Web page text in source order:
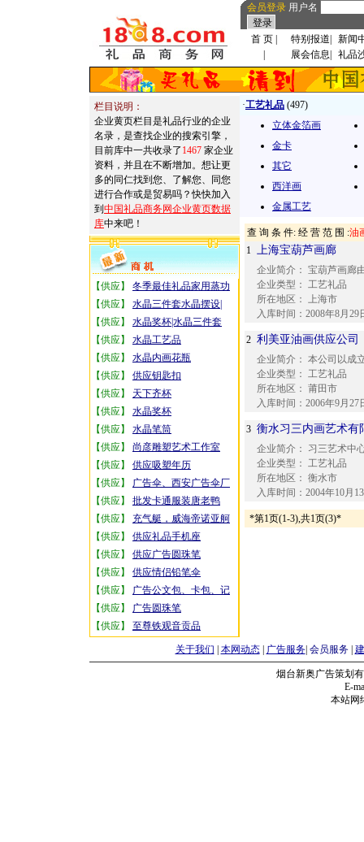
会员登录 用户名
首 页 特别报道
新闻
展会信息 礼品
栏目说明：
企业黄页栏目是礼品行业的企业
名录，是查找企业的搜索引擎，
目前库中一共收录了 1467 家企业
资料，并且在不断增加。想让更
多的同仁找到您、了解您、同您
进行合作或是贸易吗？快快加入
到 中国礼品商务网企业黄页数据
库中来吧！
【供应】
冬季最佳礼品家用蒸功
【供应】
水晶三件套水晶摆设|
【供应】
水晶奖杯|水晶三件套
【供应】
水晶工艺品
【供应】
水晶内画花瓶
【供应】
供应钥匙扣
【供应】
天下齐杯
【供应】
水晶奖杯
【供应】
水晶笔筒
【供应】
尚彦雕塑艺术工作室
【供应】
供应吸塑年历
【供应】
广告伞、西安广告伞厂
【供应】
批发卡通服装唐老鸭
【供应】
充气艇，威海帝诺亚舸
【供应】
供应礼品手机座
【供应】
供应广告圆珠笔
【供应】
供应情侣铅笔伞
【供应】
广告公文包、卡包、记
【供应】
广告圆珠笔
【供应】
至尊铁观音贡品
·工艺礼品 (497)
立体金箔画
金卡
其它
西洋画
金属工艺
查 询 条 件: 经 营 范 围 :油
1 上海宝葫芦画廊
企业简介： 宝葫芦画廊
企业类型： 工艺礼品
所在地区： 上海市
入库时间： 2008年8月29
2 利美亚油画供应公司
企业简介： 本公司以成
企业类型： 工艺礼品
所在地区： 莆田市
入库时间： 2006年9月27
3 衡水习三内画艺术有
企业简介：
习三艺术中
企业类型： 工艺礼品
所在地区： 衡水市
入库时间： 2004年10月
*第1页(1-3),共1页(3)*
关于我们 本网动态| 广告服务| 会员服务|
烟台新奥广告策划
E-
本站网